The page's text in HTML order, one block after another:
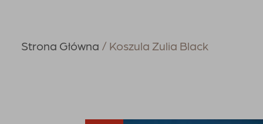
Strona Główna Koszula Zulia Black